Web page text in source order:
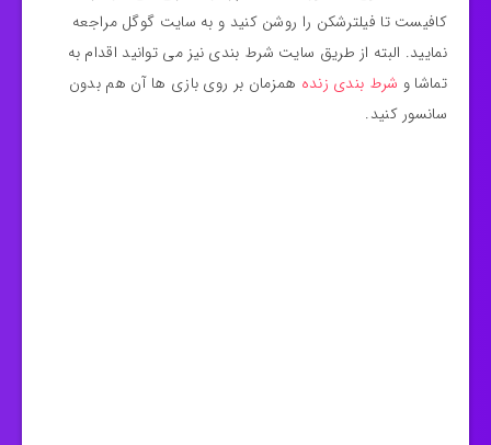
کافیست تا فیلترشکن را روشن کنید و به سایت گوگل مراجعه
نمایید. البته از طریق سایت شرط بندی نیز می توانید اقدام به
تماشا و شرط بندی زنده همزمان بر روی بازی ها آن هم بدون
سانسور کنید.